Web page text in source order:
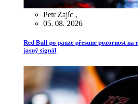
Petr Zajíc ,
05. 08. 2026
Red Bull po pauze přesune pozornost na
jasný signál